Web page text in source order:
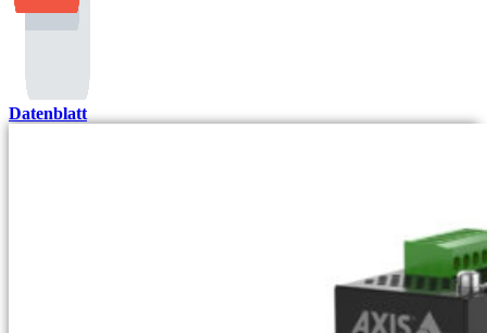
Datenblatt